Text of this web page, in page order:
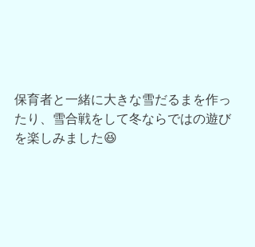
保育者と一緒に大きな雪だるまを作っ
たり、雪合戦をして冬ならではの遊び
を楽しみました😆